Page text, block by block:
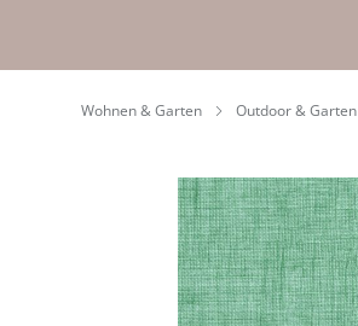
Wohnen & Garten Outdoor & Garten
Bildergalerie überspringen